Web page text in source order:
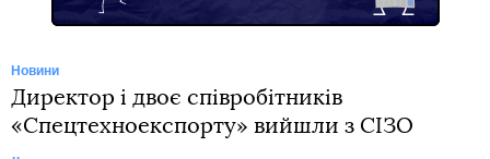
Новини
Директор і двоє співробітників
«Спецтехноекспорту» вийшли з СІЗО